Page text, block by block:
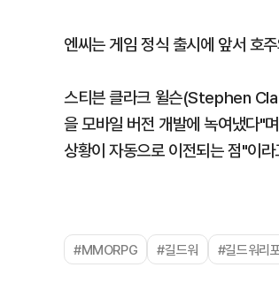
엔씨는 게임 정식 출시에 앞서 호
스티븐 클라크 윌슨(Stephen
을 모바일 버전 개발에 녹여냈다"
상황이 자동으로 이전되는 점"이
#MMORPG #길드워 #길드워리